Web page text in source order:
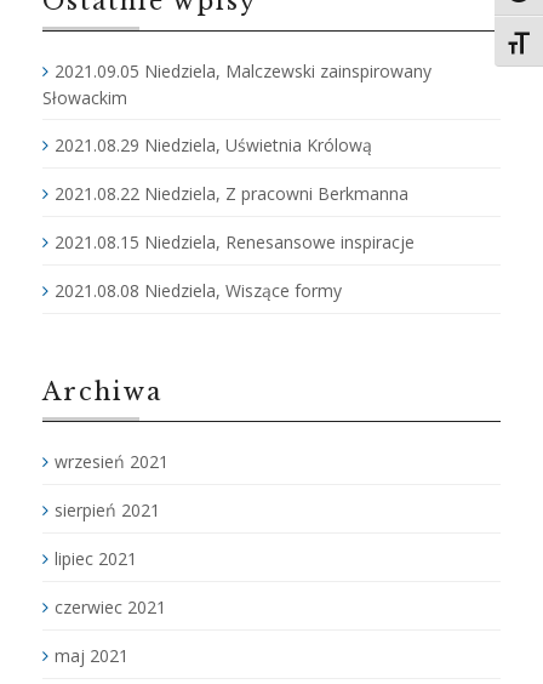
2021.09.05 Niedziela, Malczewski zainspirowany
Słowackim
2021.08.29 Niedziela, Uświetnia Królową
2021.08.22 Niedziela, Z pracowni Berkmanna
2021.08.15 Niedziela, Renesansowe inspiracje
2021.08.08 Niedziela, Wiszące formy
Archiwa
wrzesień 2021
sierpień 2021
lipiec 2021
czerwiec 2021
maj 2021